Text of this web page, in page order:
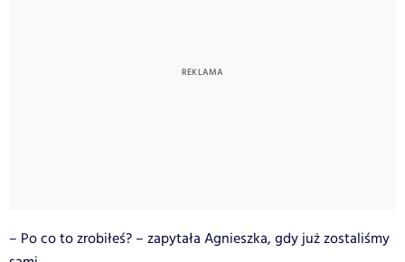
– Po co to zrobiłeś? – zapytała Agnieszka, gdy już zostaliśmy